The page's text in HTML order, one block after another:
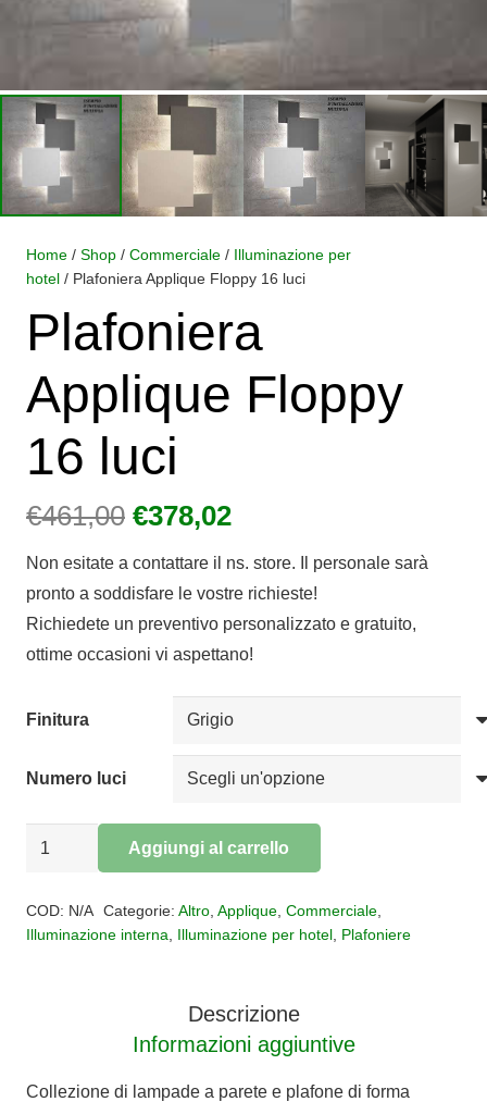
Home / Shop / Commerciale / Illuminazione per
hotel / Plafoniera Applique Floppy 16 luci
Plafoniera
Applique Floppy
16 luci
€461,00 Il
originale
era:
€461,00.
€378,02Il
attuale
è:
€378,02.
Non esitate a contattare il ns. store. Il personale sarà
pronto a soddisfare le vostre richieste!
Richiedete un preventivo personalizzato e gratuito,
ottime occasioni vi aspettano!
Finitura
Numero luci
Plafoniera
16
Aggiungi al carrello
COD: N/A Categorie: Altro, Applique, Commerciale,
Illuminazione interna
Illuminazione per hotel Plafoniere
Descrizione
Informazioni aggiuntive
Collezione di lampade a parete e plafone di forma